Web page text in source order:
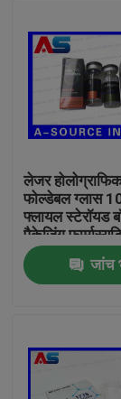
घर
हमारे बारे में
लेजर
फोल्डेबल ग्लास
फ्लायल स्टेरॉयड
पैकेजिंग
लेबल
जांच